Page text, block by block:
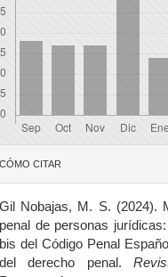
CÓMO CITAR
Gil Nobajas, M. S. (2024).
penal de personas
bis del Código Penal
del derecho penal.